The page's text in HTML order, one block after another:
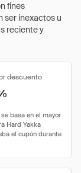
fines
ser inexactos u
reciente y
descuento